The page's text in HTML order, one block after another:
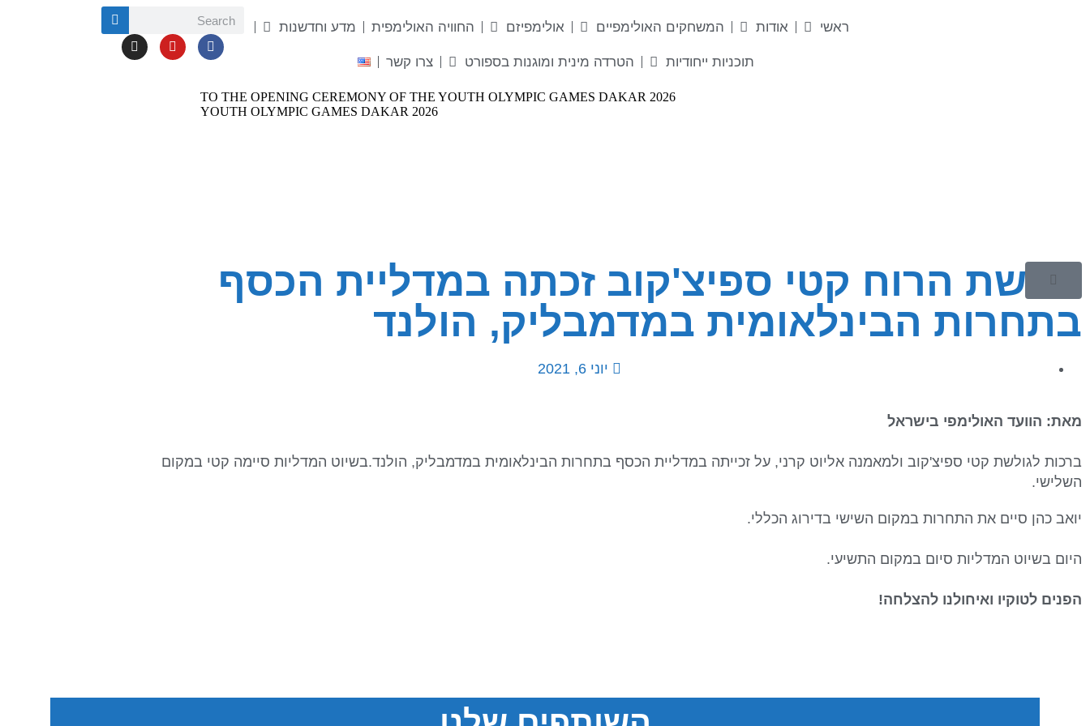
ראשי אודות המשחקים האולימפיים אולימפיזם החוויה האולימפית מדע וחדשנות
תוכניות ייחודיות הטרדה מינית ומוגנות בספורט צרו קשר
גולשת הרוח קטי ספיצ'קוב זכתה במדליית הכסף
בתחרות הבינלאומית במדמבליק, הולנד
יוני 6, 2021
מאת: הוועד האולימפי בישראל
ברכות לגולשת קטי ספיצ'קוב ולמאמנה אליוט קרני, על זכייתה במדליית הכסף בתחרות הבינלאומית במדמבליק, הולנד.בשיוט המדליות סיימה קטי במקום
השלישי.
יואב כהן סיים את התחרות במקום השישי בדירוג הכללי.
היום בשיוט המדליות סיום במקום התשיעי.
הפנים לטוקיו ואיחולנו להצלחה!